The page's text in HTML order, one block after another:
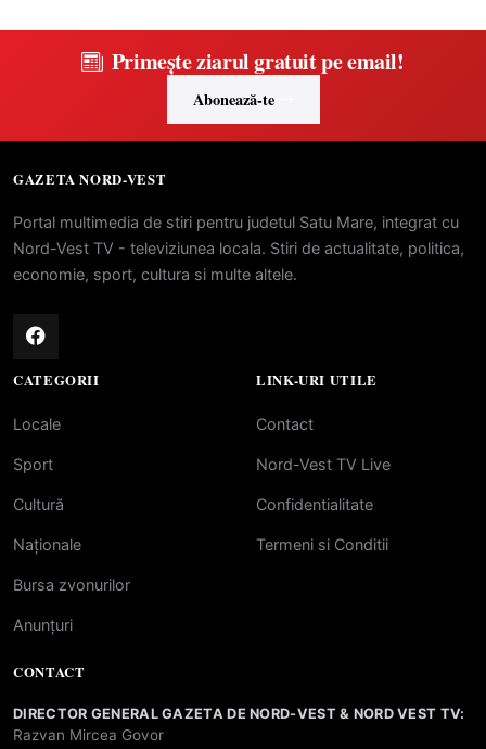
Primește ziarul gratuit pe email!
Abonează-te
GAZETA NORD-VEST
Portal multimedia de stiri pentru judetul Satu Mare, integrat cu
Nord-Vest TV - televiziunea locala. Stiri de actualitate, politica,
economie, sport, cultura si multe altele.
CATEGORII
Locale
Sport
Cultură
Naționale
Bursa zvonurilor
Anunțuri
LINK-URI UTILE
Contact
Nord-Vest TV Live
Confidentialitate
Termeni si Conditii
CONTACT
DIRECTOR GENERAL GAZETA DE NORD-VEST & NORD VEST TV:
Razvan Mircea Govor